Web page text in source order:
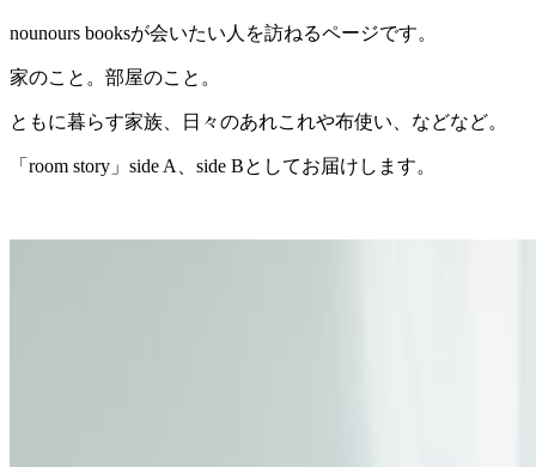
nounours booksが会いたい人を訪ねるページです。
家のこと。部屋のこと。
ともに暮らす家族、日々のあれこれや布使い、などなど。
「room story」side A、side Bとしてお届けします。